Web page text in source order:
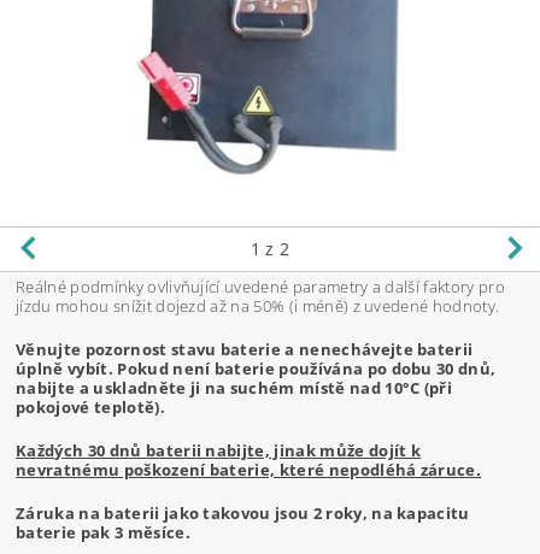
1 z 2
Reálné podmínky ovlivňující uvedené parametry a další faktory pro
jízdu mohou snížit dojezd až na 50% (i méně) z uvedené hodnoty.
Věnujte pozornost stavu baterie a nenechávejte baterii
úplně vybít. Pokud není baterie používána po dobu 30 dnů,
nabijte a uskladněte ji na suchém místě nad 10°C (při
pokojové teplotě).
Každých 30 dnů baterii nabijte, jinak může dojít k
nevratnému poškození baterie, které nepodléhá záruce.
Záruka na baterii jako takovou jsou 2 roky, na kapacitu
baterie pak 3 měsíce.